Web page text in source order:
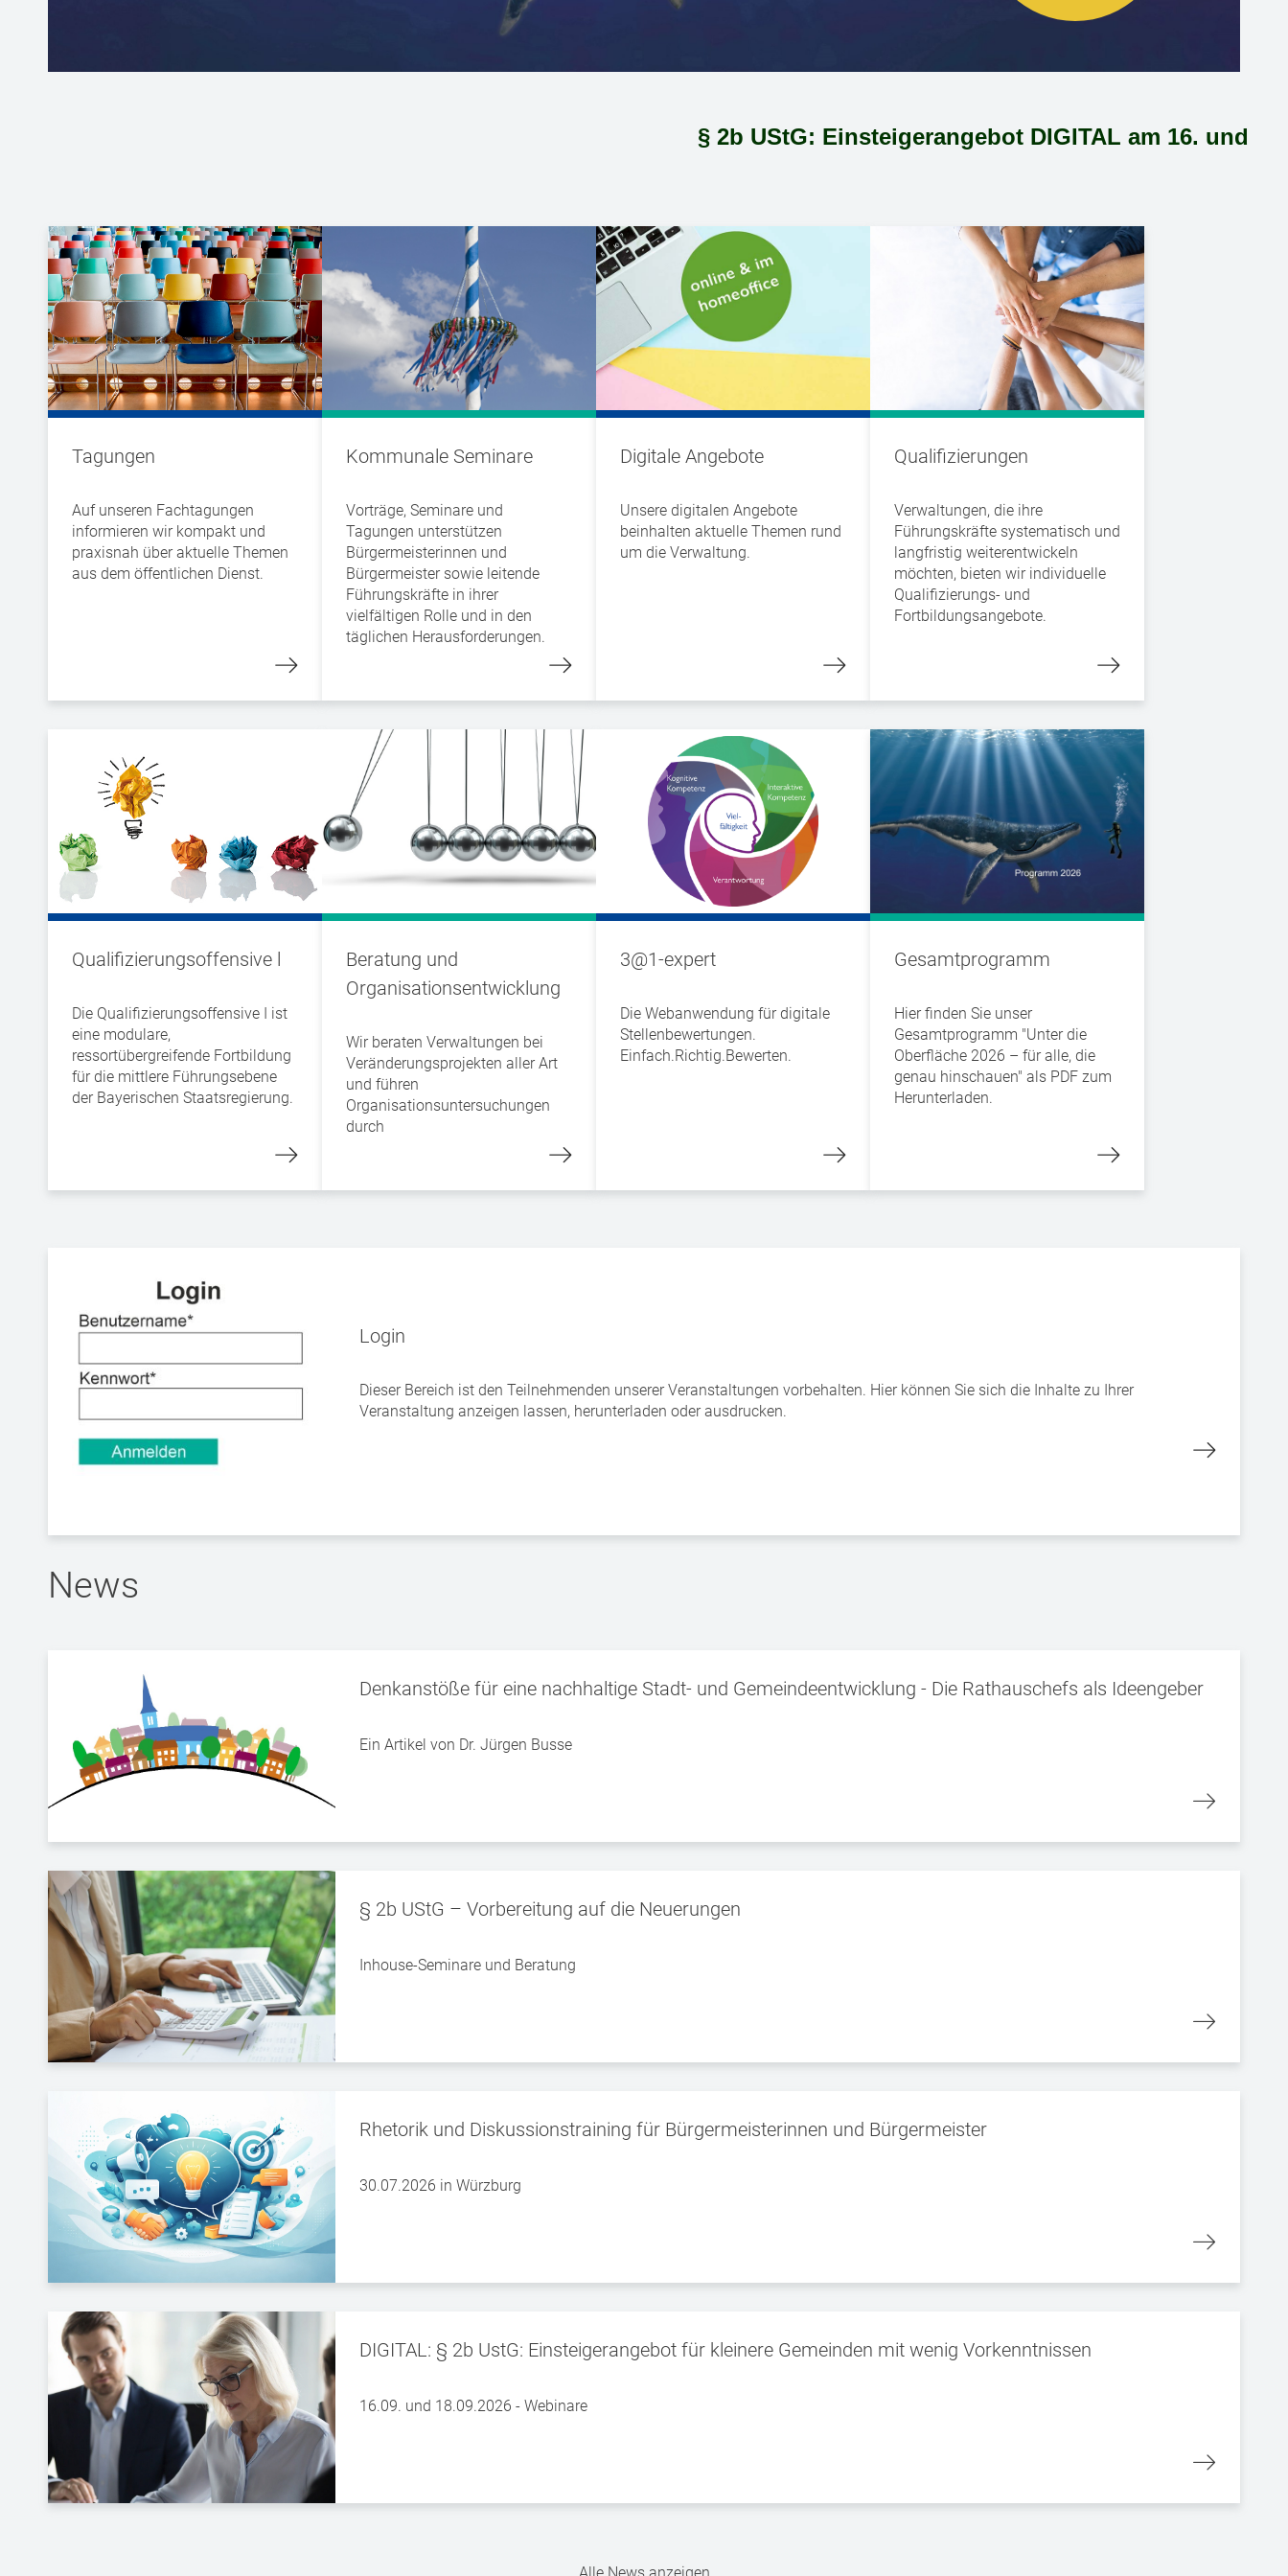
§ 2b UStG: Einsteigerangebot DIGITAL am 16. und
Tagungen
Auf unseren Fachtagungen
informieren wir kompakt und
praxisnah über aktuelle Themen
aus dem öffentlichen Dienst.
Kommunale Seminare
Vorträge, Seminare und
Tagungen unterstützen
Bürgermeisterinnen und
Bürgermeister sowie leitende
Führungskräfte in ihrer
vielfältigen Rolle und in den
täglichen Herausforderungen.
Digitale Angebote
Unsere digitalen Angebote
beinhalten aktuelle Themen rund
um die Verwaltung.
Qualifizierungen
Verwaltungen, die ihre
Führungskräfte systematisch und
langfristig weiterentwickeln
möchten, bieten wir individuelle
Qualifizierungs- und
Fortbildungsangebote.
Qualifizierungsoffensive l
Die Qualifizierungsoffensive I ist
eine modulare,
ressortübergreifende Fortbildung
für die mittlere Führungsebene
der Bayerischen Staatsregierung.
Beratung und
Organisationsentwicklung
Wir beraten Verwaltungen bei
Veränderungsprojekten aller Art
und führen
Organisationsuntersuchungen
durch
3@1-expert
Die Webanwendung für digitale
Stellenbewertungen.
Einfach.Richtig.Bewerten.
Gesamtprogramm
Hier finden Sie unser
Gesamtprogramm "Unter die
Oberfläche 2026 – für alle, die
genau hinschauen" als PDF zum
Herunterladen.
Login
Dieser Bereich ist den Teilnehmenden unserer Veranstaltungen vorbehalten. Hier können Sie sich die Inhalte zu Ihrer
Veranstaltung anzeigen lassen, herunterladen oder ausdrucken.
News
Denkanstöße für eine nachhaltige Stadt- und Gemeindeentwicklung - Die Rathauschefs als Ideengeber
Ein Artikel von Dr. Jürgen Busse
§ 2b UStG – Vorbereitung auf die Neuerungen
Inhouse-Seminare und Beratung
Rhetorik und Diskussionstraining für Bürgermeisterinnen und Bürgermeister
30.07.2026 in Würzburg
DIGITAL: § 2b UstG: Einsteigerangebot für kleinere Gemeinden mit wenig Vorkenntnissen
16.09. und 18.09.2026 - Webinare